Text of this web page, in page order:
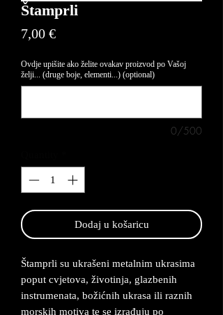
Štamprli
7,00 €Price
Ovdje upišite ako želite ovakav proizvod po Vašoj
želji... (druge boje, elementi...) (optional)
0/500
Dodaj u košaricu
Štamprli su ukrašeni metalnim ukrasima
poput cvjetova, životinja, glazbenih
instrumenata, božićnih ukrasa ili raznih
morskih motiva te se izrađuju po